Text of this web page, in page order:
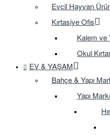
Evcil Hayvan
Kırtasiye Ofis
Kalem ve
Okul
EV & YAŞAM
Bahçe & Yapı
Yapı